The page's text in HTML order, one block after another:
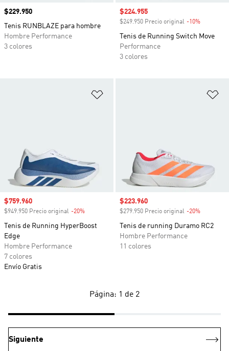
Precio
$229.950
Tenis RUNBLAZE para hombre
Hombre Performance
3 colores
Precio de venta
$224.955
$249.950 Precio original -10%
Tenis de Running Switch Move
Performance
3 colores
Precio de venta
$759.960
$949.950 Precio original -20%
Tenis de Running HyperBoost
Edge
Hombre Performance
7 colores
Envío Gratis
Precio de venta
$223.960
$279.950 Precio original -20%
Tenis de running Duramo RC2
Hombre Performance
11 colores
Página: 1 de 2
Siguiente